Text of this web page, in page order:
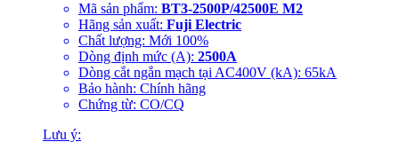
Mã sản phẩm: BT3-2500P/42500E M2
Hãng sản xuất: Fuji Electric
Chất lượng: Mới 100%
Dòng định mức (A): 2500A
Dòng cắt ngắn mạch tại AC400V (kA): 65kA
Bảo hành: Chính hãng
Chứng từ: CO/CQ
Lưu ý: